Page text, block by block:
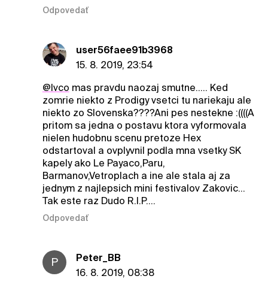
Odpovedať
user56faee91b3968
15. 8. 2019, 23:54
@Ivco mas pravdu naozaj smutne..... Ked
zomrie niekto z Prodigy vsetci tu nariekaju ale
niekto zo Slovenska????Ani pes nestekne :((((A
pritom sa jedna o postavu ktora vyformovala
nielen hudobnu scenu pretoze Hex
odstartoval a ovplyvnil podla mna vsetky SK
kapely ako Le Payaco,Paru,
Barmanov,Vetroplach a ine ale stala aj za
jednym z najlepsich mini festivalov Zakovic...
Tak este raz Dudo R.I.P....
Odpovedať
P
Peter_BB
16. 8. 2019, 08:38